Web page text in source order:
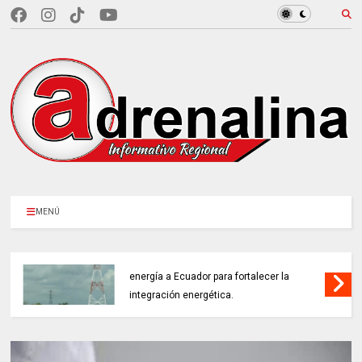
MENÚ
energía a Ecuador para fortalecer la
integración energética.